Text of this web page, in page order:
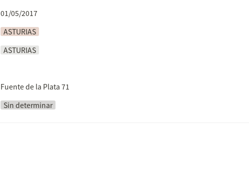
01/05/2017
ASTURIAS
ASTURIAS
Fuente de la Plata 71
Sin determinar